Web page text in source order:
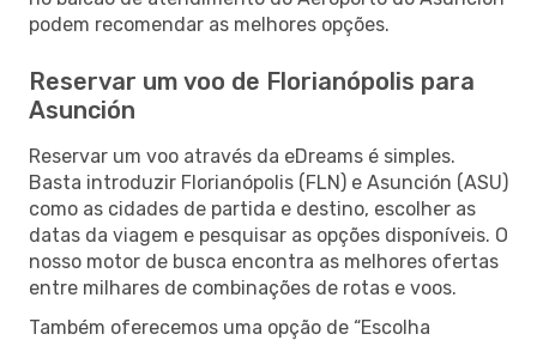
podem recomendar as melhores opções.
Reservar um voo de Florianópolis para
Asunción
Reservar um voo através da eDreams é simples.
Basta introduzir Florianópolis (FLN) e Asunción (ASU)
como as cidades de partida e destino, escolher as
datas da viagem e pesquisar as opções disponíveis. O
nosso motor de busca encontra as melhores ofertas
entre milhares de combinações de rotas e voos.
Também oferecemos uma opção de “Escolha